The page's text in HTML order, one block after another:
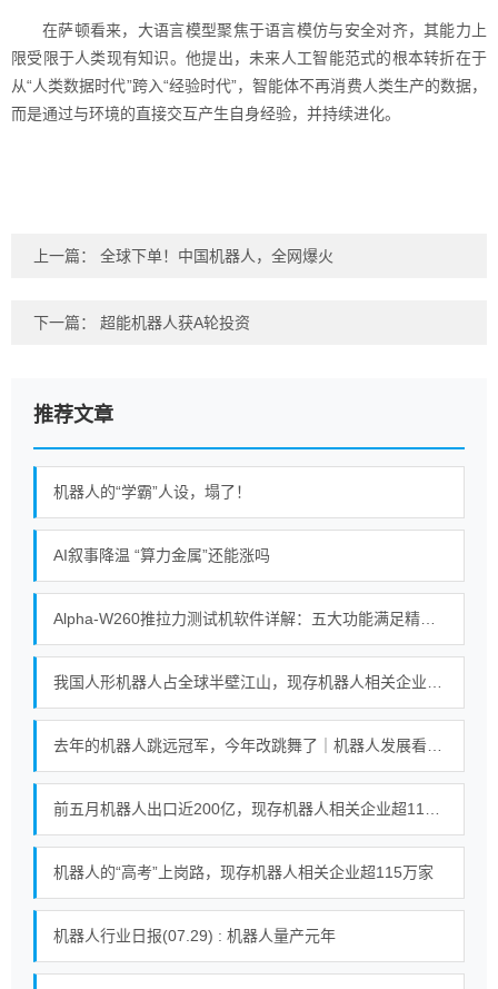
在萨顿看来，大语言模型聚焦于语言模仿与安全对齐，其能力上
限受限于人类现有知识。他提出，未来人工智能范式的根本转折在于
从“人类数据时代”跨入“经验时代”，智能体不再消费人类生产的数据，
而是通过与环境的直接交互产生自身经验，并持续进化。
上一篇： 全球下单！中国机器人，全网爆火
下一篇： 超能机器人获A轮投资
推荐文章
机器人的“学霸”人设，塌了！
AI叙事降温 “算力金属”还能涨吗
机器人的“高考”上岗路，现存机器人相关企业超115万家
机器人行业日报(07.29) : 机器人量产元年